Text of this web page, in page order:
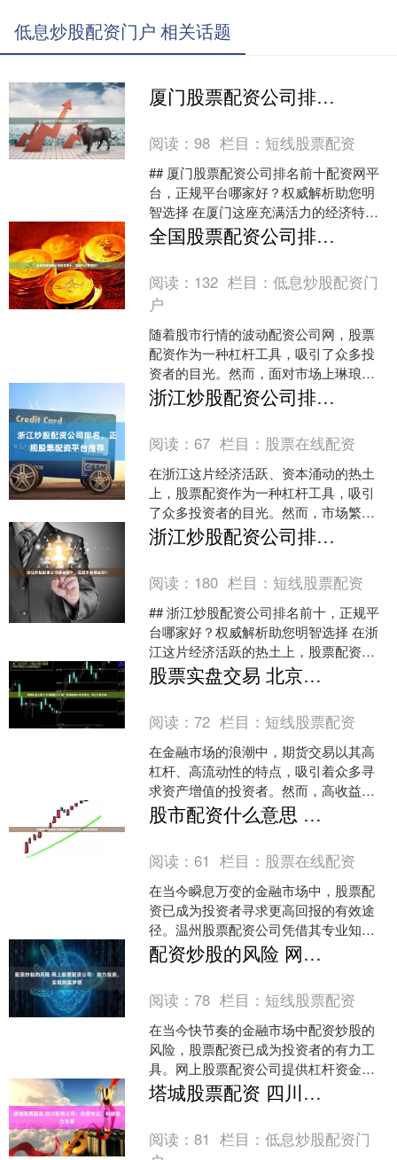
低息炒股配资门户 相关话题
厦门股票配资公司排名前十，正规平台哪家好？
阅读：98 栏目： 短线股票配资
## 厦门股票配资公司排名前十配资网平
台，正规平台哪家好？权威解析助您明
智选择 在厦门这座充满活力的经济特
区，股票配资市场随着资本市场的活跃
而日益繁荣。面对市场....
全国股票配资公司排名前十，正规平台有哪些？
阅读： 132 栏目：低息炒股配资门
户
随着股市行情的波动配资公司网，股票
配资作为一种杠杆工具，吸引了众多投
资者的目光。然而，面对市场上琳琅满
目的配资公司，如何选择一家正规、安
全、可靠的服务商，成为投....
浙江炒股配资公司排名，正规股票配资平台推荐
阅读：67 栏目： 股票在线配资
在浙江这片经济活跃、资本涌动的热土
上，股票配资作为一种杠杆工具，吸引
了众多投资者的目光。然而，市场繁荣
的背后，平台质量参差不齐，选择一家
正规、可靠的配资公司至关....
浙江炒股配资公司排名前十，正规平台哪家好？
阅读： 180 栏目： 短线股票配资
## 浙江炒股配资公司排名前十，正规平
台哪家好？权威解析助您明智选择 在浙
江这片经济活跃的热土上，股票配资服
务需求旺盛，市场上涌现出众多平台。
面对“浙江炒股配资....
股票实盘交易 北京期货配资公司：合规资金与专业风控，专注交易支持
阅读：72 栏目： 短线股票配资
在金融市场的浪潮中，期货交易以其高
杠杆、高流动性的特点，吸引着众多寻
求资产增值的投资者。然而，高收益往
往伴随着高风险，充足的交易本金和专
业的风险管理能力股票实盘....
股市配资什么意思 温州股票配资公司电话：解锁财富密码
阅读：61 栏目： 股票在线配资
在当今瞬息万变的金融市场中，股票配
资已成为投资者寻求更高回报的有效途
径。温州股票配资公司凭借其专业知识
和丰富的经验，为投资者提供量身定制
的配资解决方案，助力他们....
配资炒股的风险 网上股票配资公司：助力投资，实现财富梦想
阅读：78 栏目： 短线股票配资
在当今快节奏的金融市场中配资炒股的
风险，股票配资已成为投资者的有力工
具。网上股票配资公司提供杠杆资金，
使投资者能够放大其投资组合，从而获
得更高的潜在回报。 盈透....
塔城股票配资 四川配资公司：合规专注，稳健助力交易
阅读：81 栏目：低息炒股配资门